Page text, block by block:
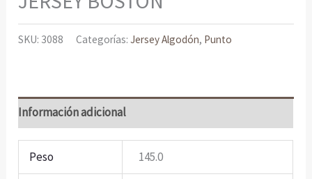
SKU: 3088 Categorías:Jersey Algodón, Punto
Información adicional
Peso 145.0